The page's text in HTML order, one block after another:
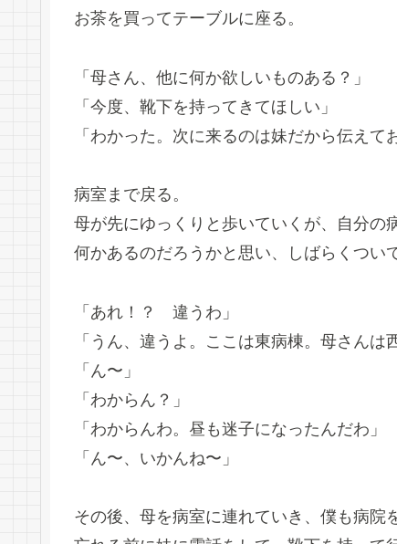
お茶を買ってテーブルに座る。
「母さん、他に何か欲しいものある？」
「今度、靴下を持ってきてほしい」
「わかった。次に来るのは妹だから伝えて
病室まで戻る。
母が先にゆっくりと歩いていくが、自分の
何かあるのだろうかと思い、しばらくつい
「あれ！？ 違うわ」
「うん、違うよ。ここは東病棟。母さんは
「ん〜」
「わからん？」
「わからんわ。昼も迷子になったんだわ」
「ん〜、いかんね〜」
その後、母を病室に連れていき、僕も病院